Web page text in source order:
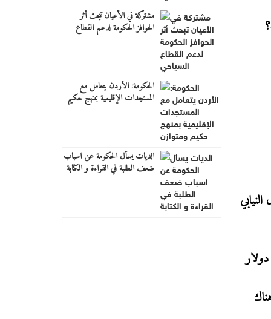
النيابي
360 كيلومتراً، وهل ما زالت التكلفة عند 2.3 مليار دولار
المرتقب مطلع عام 2027؟ وهل هناك
مشتركة في الأعيان تبحث أثر
الحوافز الحكومة لدعم القطاع
الحكومة: الأردن يتعامل مع
المستجدات الإقليمية بمنهج حكيم
الديات يسأل الحكومة عن اسباب
ضعف الطلبة في القراءة و الكتابة